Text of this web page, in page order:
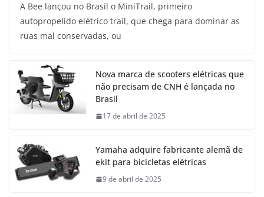
A Bee lançou no Brasil o MiniTrail, primeiro
autopropelido elétrico trail, que chega para dominar as
ruas mal conservadas, ou
Nova marca de scooters elétricas que
não precisam de CNH é lançada no
Brasil
17 de abril de 2025
Yamaha adquire fabricante alemã de
ekit para bicicletas elétricas
9 de abril de 2025